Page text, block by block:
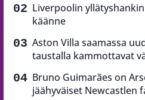
Liverpoolin
käänne
Aston Villa saamassa
taustalla kammottavat
Bruno Guimarães on
jäähyväiset Newcastlen